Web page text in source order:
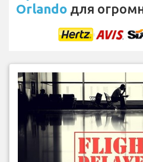
Orlando для